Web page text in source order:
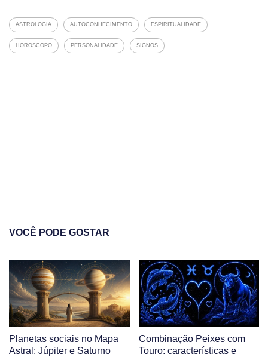
ASTROLOGIA AUTOCONHECIMENTO ESPIRITUALIDADE
HOROSCOPO PERSONALIDADE SIGNOS
VOCÊ PODE GOSTAR
Planetas sociais no Mapa
Astral: Júpiter e Saturno
Combinação Peixes com
Touro: características e